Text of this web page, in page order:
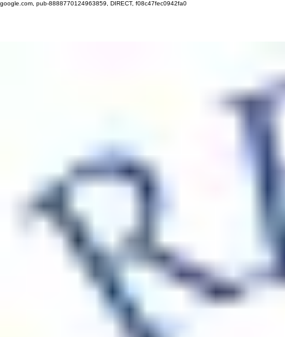
google.com, pub-8888770124963859, DIRECT, f08c47fec0942fa0